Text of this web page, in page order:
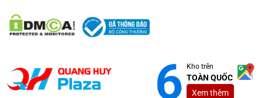
Kho trên
TOÀN QUỐC
Xem thêm